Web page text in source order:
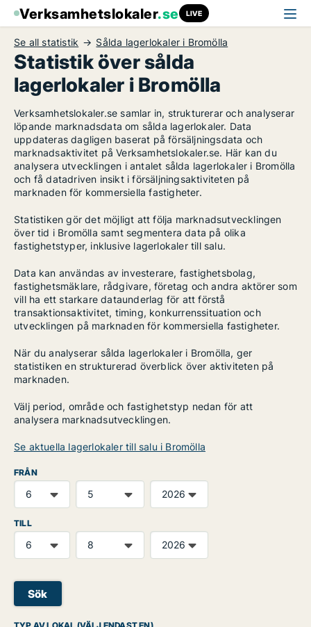
Verksamhetslokaler.se LIVE
Se all statistik Sålda lagerlokaler i Bromölla
Statistik över sålda
lagerlokaler i Bromölla
Verksamhetslokaler.se samlar in, strukturerar och analyserar
löpande marknadsdata om sålda lagerlokaler. Data
uppdateras dagligen baserat på försäljningsdata och
marknadsaktivitet på Verksamhetslokaler.se. Här kan du
analysera utvecklingen i antalet sålda lagerlokaler i Bromölla
och få datadriven insikt i försäljningsaktiviteten på
marknaden för kommersiella fastigheter.
Statistiken gör det möjligt att följa marknadsutvecklingen
över tid i Bromölla samt segmentera data på olika
fastighetstyper, inklusive lagerlokaler till salu.
Data kan användas av investerare, fastighetsbolag,
fastighetsmäklare, rådgivare, företag och andra aktörer som
vill ha ett starkare dataunderlag för att förstå
transaktionsaktivitet, timing, konkurrenssituation och
utvecklingen på marknaden för kommersiella fastigheter.
När du analyserar sålda lagerlokaler i Bromölla, ger
statistiken en strukturerad överblick över aktiviteten på
marknaden.
Välj period, område och fastighetstyp nedan för att
analysera marknadsutvecklingen.
Se aktuella lagerlokaler till salu i Bromölla
FRÅN
TILL
Sök